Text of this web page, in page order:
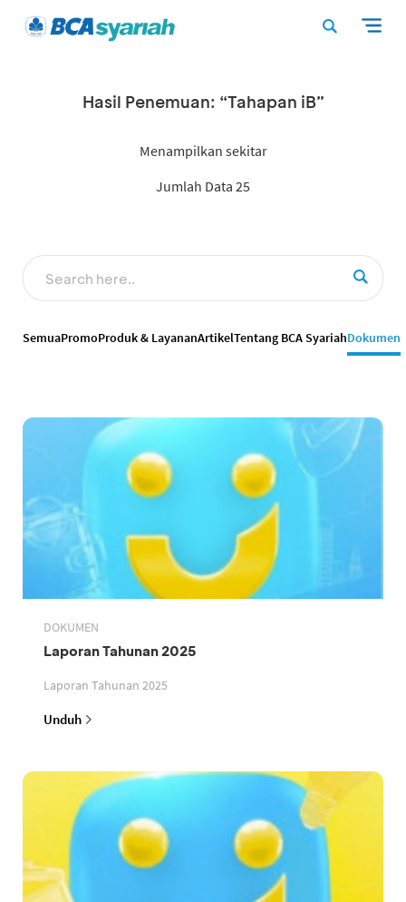
Hasil Penemuan: “Tahapan iB”
Menampilkan sekitar
Jumlah Data 25
SemuaPromoProduk & LayananArtikelTentang BCA SyariahDokumen
DOKUMEN
Laporan Tahunan 2025
Laporan Tahunan 2025
Unduh